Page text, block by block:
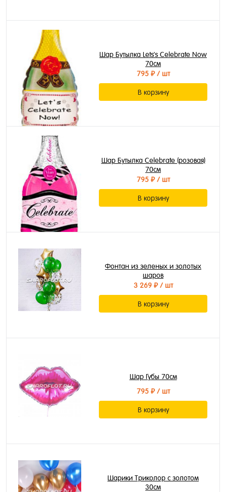
Шар Бутылка Lets's Celebrate Now
70см
795 ₽/ шт
В корзину
Шар Бутылка Celebrate (розовая)
70см
795 ₽/ шт
В корзину
Фонтан из зеленых и золотых
шаров
3 269 ₽/ шт
В корзину
Шар Губы 70см
795 ₽/ шт
В корзину
Шарики Триколор с золотом
30см